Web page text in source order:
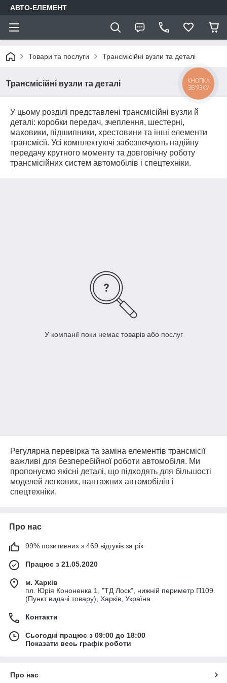
АВТО-ЕЛЕМЕНТ
Товари та послуги Трансмісійні вузли та деталі
Трансмісійні вузли та деталі
У цьому розділі представлені трансмісійні вузли й
деталі: коробки передач, зчеплення, шестерні,
маховики, підшипники, хрестовини та інші елементи
трансмісії. Усі комплектуючі забезпечують надійну
передачу крутного моменту та довговічну роботу
трансмісійних систем автомобілів і спецтехніки.
У компанії поки немає товарів або послуг
Регулярна перевірка та заміна елементів трансмісії
важливі для безперебійної роботи автомобіля. Ми
пропонуємо якісні деталі, що підходять для більшості
моделей легкових, вантажних автомобілів і
спецтехніки.
Про нас
99% позитивних з 469 відгуків за рік
Працює з 21.05.2020
м. Харків
пл. Юрія Кононенка 1, "ТД Лоск", нижній периметр П109.
(Пункт видачі товару), Харків, Україна
Контакти
Сьогодні працює з 09:00 до 18:00
Показати весь графік роботи
Про нас
КНОПКА
ЗВ'ЯЗКУ